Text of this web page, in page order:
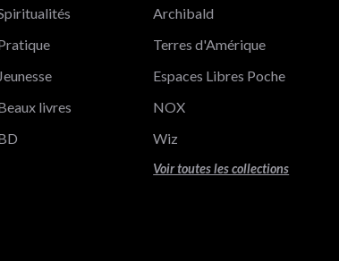
Jeunesse
livres
Archibald
Terres d'Amérique
Espaces Libres Poche
NOX
Wiz
Voir toutes les collections